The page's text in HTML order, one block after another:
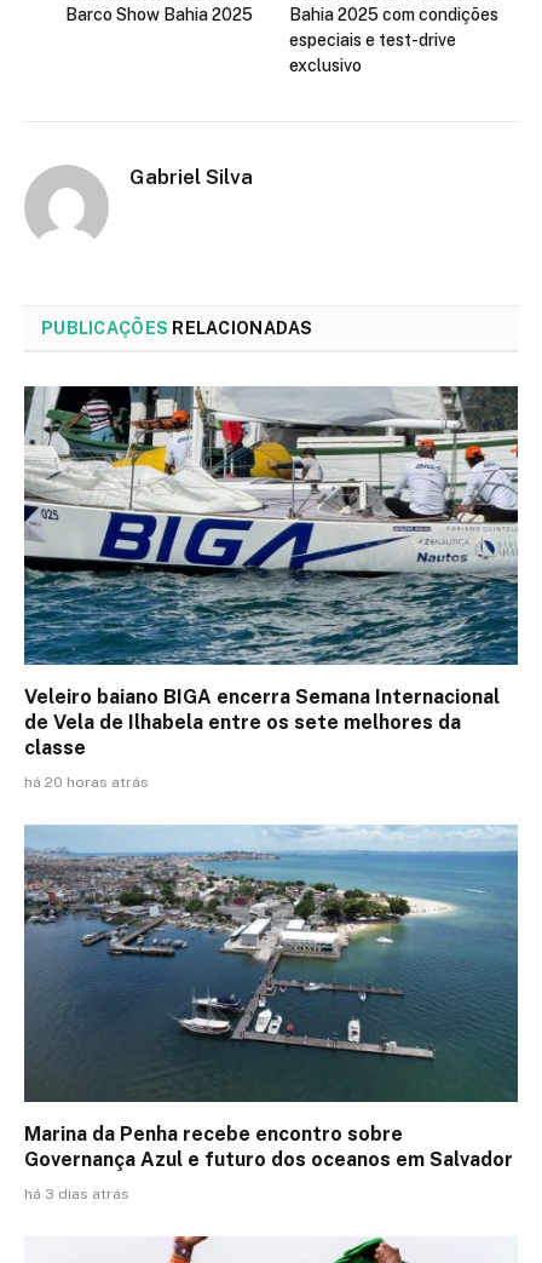
Barco Show Bahia 2025
Bahia 2025 com condições
especiais e test-drive
exclusivo
Gabriel Silva
PUBLICAÇÕES RELACIONADAS
Veleiro baiano BIGA encerra Semana Internacional
de Vela de Ilhabela entre os sete melhores da
classe
há 20 horas atrás
Marina da Penha recebe encontro sobre
Governança Azul e futuro dos oceanos em Salvador
há 3 dias atrás